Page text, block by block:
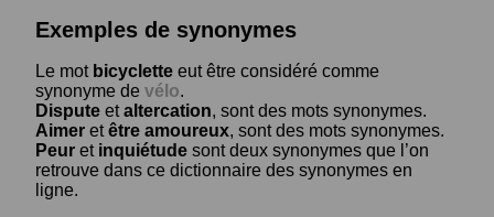
Exemples de synonymes
Le mot bicyclette eut être considéré comme
synonyme de vélo.
Dispute etaltercation, sont des mots synonymes.
Aimer etêtre amoureux, sont des mots synonymes.
Peur et inquiétude sont deux synonymes que l’on
retrouve dans ce dictionnaire des synonymes en
ligne.